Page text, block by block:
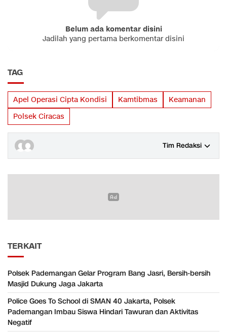
Belum ada komentar disini
Jadilah yang pertama berkomentar disini
TAG
Apel Operasi Cipta Kondisi Kamtibmas
Keamanan
Polsek Ciracas
Tim Redaksi
TERKAIT
Polsek Pademangan Gelar Program Bang Jasri, Bersih-bersih
Masjid Dukung Jaga Jakarta
Police Goes To School di SMAN 40 Jakarta, Polsek
Pademangan Imbau Siswa Hindari Tawuran dan Aktivitas
Negatif